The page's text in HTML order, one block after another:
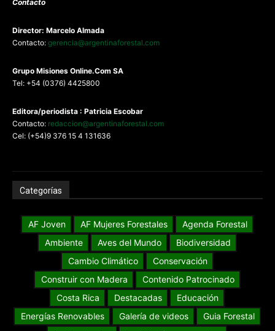
Contacto
Director: Marcelo Almada
Contacto: gerencia@argentinaforestal.com
Grupo Misiones Online.Com SA
Tel: +54 (0376) 4425800
Editora/periodista : Patricia Escobar
Contacto: redaccion@argentinaforestal.com
Cel: (+54)9 376 15 4 131636
Categorías
AF Joven AF Mujeres Forestales
Agenda Forestal
Ambiente
Aves del Mundo
Biodiversidad
Cambio Climático
Conservación
Construir con Madera
Contenido Patrocinado
Costa Rica
Destacadas
Educación
Energías Renovables
Galería de videos
Guia Forestal